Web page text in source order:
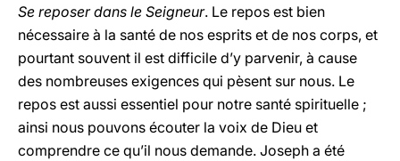
Se reposer dans le Seigneur. Le repos est bien
nécessaire à la santé de nos esprits et de nos corps, et
pourtant souvent il est difficile d’y parvenir, à cause
des nombreuses exigences qui pèsent sur nous. Le
repos est aussi essentiel pour notre santé spirituelle ;
ainsi nous pouvons écouter la voix de Dieu et
comprendre ce qu’il nous demande. Joseph a été